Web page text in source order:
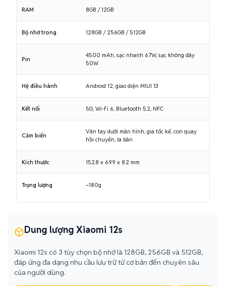
RAM 8GB / 12GB
Bộ nhớ trong 128GB / 256GB / 512GB
Pin
4500 mAh, sạc nhanh 67W, sạc không dây
50W
Hệ điều hành Android 12, giao diện MIUI 13
Kết nối 5G, Wi-Fi 6, Bluetooth 5.2, NFC
Cảm biến
Vân tay dưới màn hình, gia tốc kế, con quay
hồi chuyển, la bàn
Kích thước 152.8 x 69.9 x 8.2 mm
Trọng lượng ~180g
Dung lượng Xiaomi 12s
Xiaomi 12s có 3 tùy chọn bộ nhớ là 128GB, 256GB và 512GB,
đáp ứng đa dạng nhu cầu lưu trữ từ cơ bản đến chuyên sâu
của người dùng.